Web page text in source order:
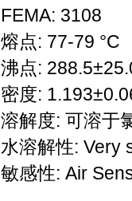
FEMA: 3108
熔点: 77-79 °C
沸点:
密度:
溶解度: 可溶于
水溶解性: Very
敏感性: Air